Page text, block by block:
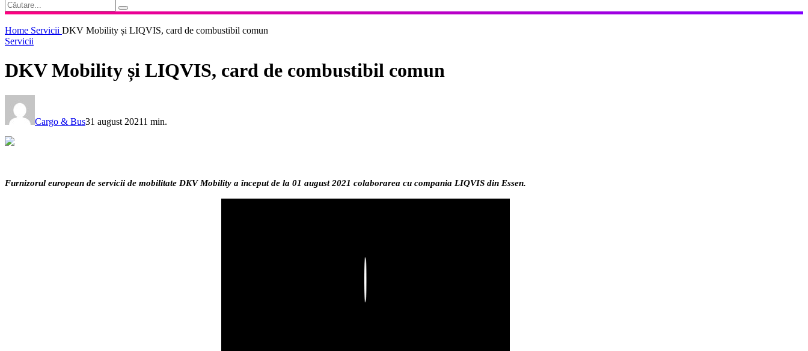
Home Servicii DKV Mobility și LIQVIS, card de combustibil comun
Servicii
DKV Mobility și LIQVIS, card de combustibil comun
Cargo & Bus31 august 20211 min.
Furnizorul european de servicii de mobilitate DKV Mobility a început de la 01 august 2021 colaborarea cu compania LIQVIS din Essen.